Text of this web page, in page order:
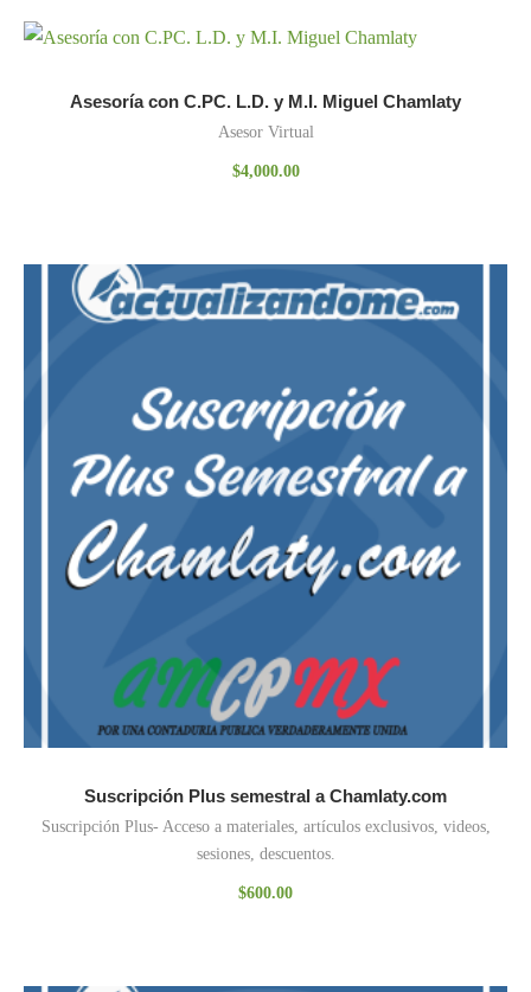
Asesoría con C.PC. L.D. y M.I. Miguel Chamlaty
Asesor Virtual
$4,000.00
Suscripción Plus semestral a Chamlaty.com
Suscripción Plus- Acceso a materiales, artículos exclusivos, videos,
sesiones, descuentos.
$600.00